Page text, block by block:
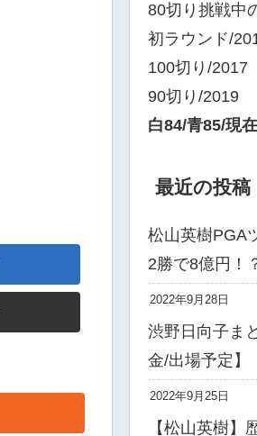
80切り挑戦中
初ラウンド/
100切り/2017
90切り/2019
白84/青85/現在
最近の投稿
松山英樹PGA
2勝で8億円！
2022年9月28日
渋野日向子ま
金/出場予定】
2022年9月25日
【松山英樹】